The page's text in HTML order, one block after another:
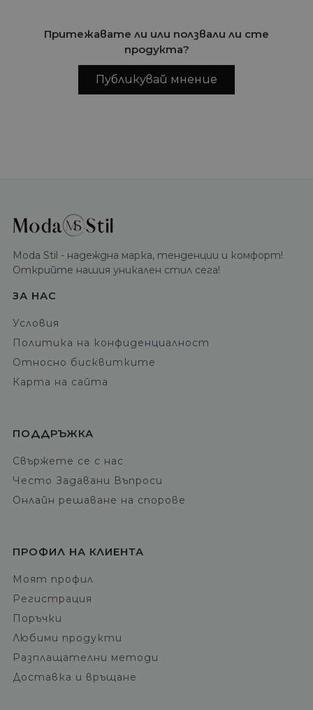
Притежавате ли или ползвали ли сте
продукта?
Публикувай мнение
Moda Stil - надеждна марка, тенденции и комфорт!
Открийте нашия уникален стил сега!
ЗА НАС
Условия
Политика на конфиденциалност
Относно бисквитките
Карта на сайта
ПОДДРЪЖКА
Свържете се с нас
Често Задавани Въпроси
Онлайн решаване на спорове
ПРОФИЛ НА КЛИЕНТА
Моят профил
Регистрация
Поръчки
Любими продукти
Разплащателни методи
Доставка и връщане